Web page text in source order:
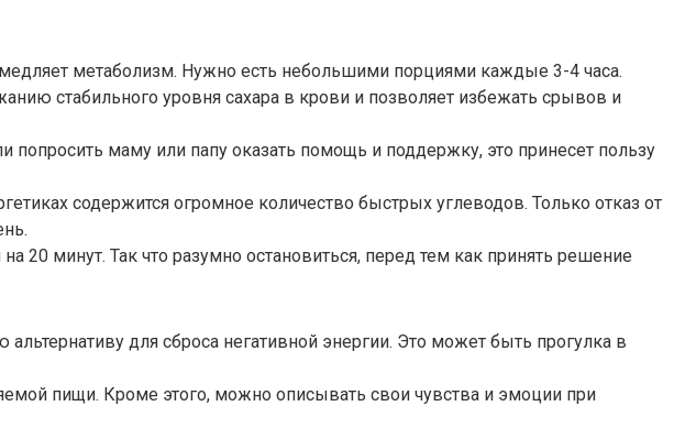
метаболизм. Нужно есть небольшими порциями каждые 3-4 часа.
стабильного уровня сахара в крови и позволяет избежать срывов и
маму или папу оказать помощь и поддержку, это принесет пользу
содержится огромное количество быстрых углеводов. Только отказ от
20 минут. Так что разумно остановиться, перед тем как принять решение
для сброса негативной энергии. Это может быть прогулка в
пищи. Кроме этого, можно описывать свои чувства и эмоции при